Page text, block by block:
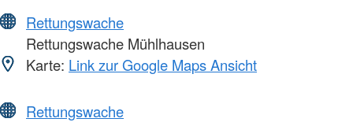
Rettungswache
Rettungswache Mühlhausen
Karte: Link zur Google Maps Ansicht
Rettungswache